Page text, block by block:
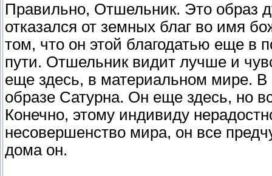
Правильно, Отшельник. Это образ
отказался от земных благ во имя
том, что он этой благодатью еще в
пути. Отшельник видит лучше и
еще здесь, в материальном мире. В
образе Сатурна. Он еще здесь, но
Конечно, этому индивиду
несовершенство мира, он все
дома он.